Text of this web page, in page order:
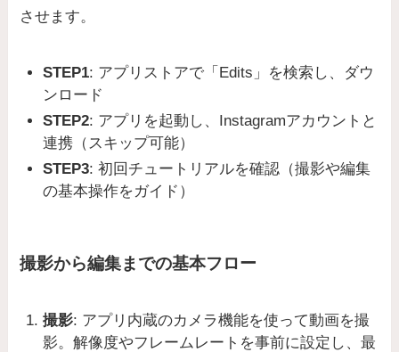
させます。
STEP1: アプリストアで「Edits」を検索し、ダウ
ンロード
STEP2: アプリを起動し、Instagramアカウントと
連携（スキップ可能）
STEP3: 初回チュートリアルを確認（撮影や編集
の基本操作をガイド）
撮影から編集までの基本フロー
撮影: アプリ内蔵のカメラ機能を使って動画を撮
影。解像度やフレームレートを事前に設定し、最